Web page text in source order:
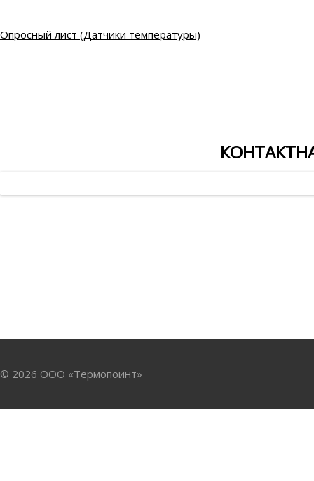
Опросный лист (Датчики температуры)
© 2026 ООО «Термопоинт»